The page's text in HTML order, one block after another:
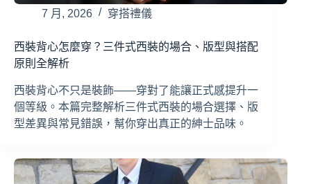
7 月, 2026 穿搭禮儀
西裝背心怎麼穿？三件式西裝的場合、版型與搭配
原則全解析
西裝背心不只是裝飾——穿對了能讓正式感提升一
個等級。本篇完整解析三件式西裝的場合選擇、版
型差異與常見錯誤，幫你穿出真正的紳士品味。